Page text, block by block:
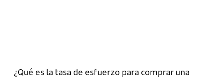
¿Qué es la tasa de esfuerzo para comprar una